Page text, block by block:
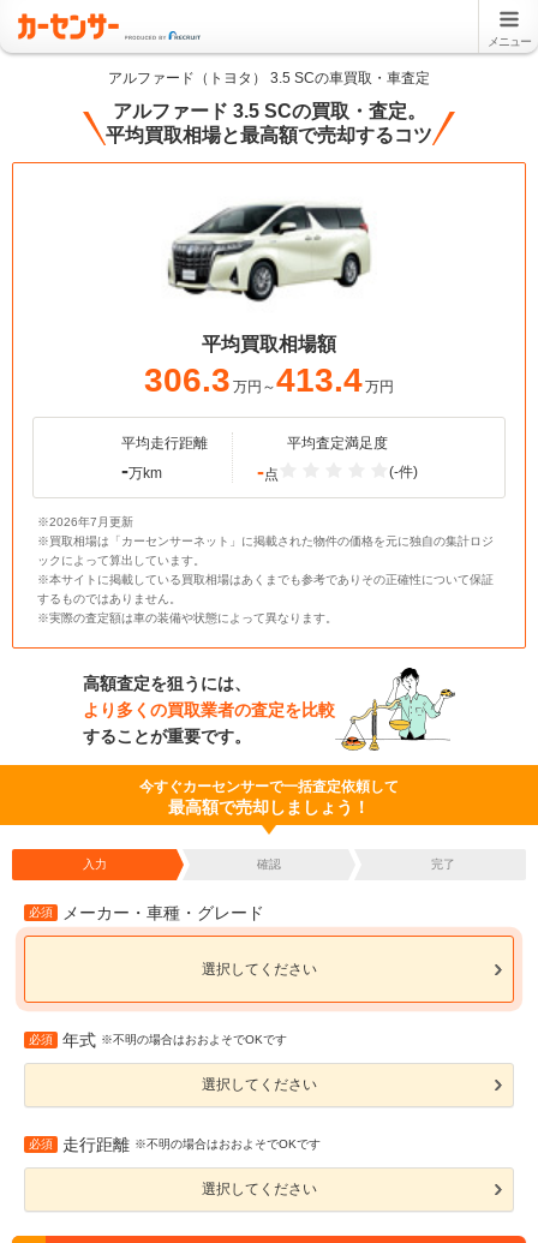
メニュー
アルファード（トヨタ） 3.5 SCの車買取・車査定
アルファード 3.5 SCの買取・査定。
平均買取相場と最高額で売却するコツ
平均買取相場額
306.3 万円～413.4万円
平均走行距離
-万km
平均査定満足度
-点 (-件)
※2026年7月更新
※買取相場は「カーセンサーネット」に掲載された物件の価格を元に独自の集計ロジ
ックによって算出しています。
※本サイトに掲載している買取相場はあくまでも参考でありその正確性について保証
するものではありません。
※実際の査定額は車の装備や状態によって異なります。
高額査定を狙うには、
より多くの買取業者の査定を比較
することが重要です。
今すぐカーセンサーで一括査定依頼して
最高額で売却しましょう！
入力 確認 完了
必須 メーカー・車種・グレード
選択してください
必須 年式 ※不明の場合はおおよそでOKです
選択してください
必須 走行距離 ※不明の場合はおおよそでOKです
選択してください